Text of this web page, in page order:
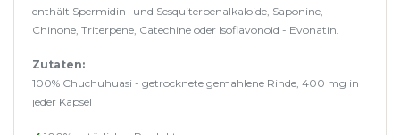
enthält Spermidin- und Sesquiterpenalkaloide, Saponine,
Chinone, Triterpene, Catechine oder Isoflavonoid - Evonatin.
Zutaten:
100% Chuchuhuasi - getrocknete gemahlene Rinde, 400 mg in
jeder Kapsel